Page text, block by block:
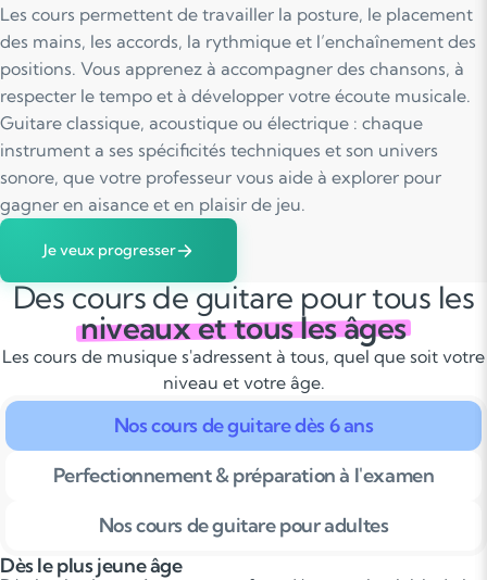
Les cours permettent de travailler la posture, le placement
des mains, les accords, la rythmique et l’enchaînement des
positions. Vous apprenez à accompagner des chansons, à
respecter le tempo et à développer votre écoute musicale.
Guitare classique, acoustique ou électrique : chaque
instrument a ses spécificités techniques et son univers
sonore, que votre professeur vous aide à explorer pour
gagner en aisance et en plaisir de jeu.
Je veux progresser
Des cours de guitare pour tous les
niveaux et tous les âges
Les cours de musique s'adressent à tous, quel que soit votre
niveau et votre âge.
Nos cours de guitare dès 6 ans
Perfectionnement & préparation à l'examen
Nos cours de guitare pour adultes
Dès le plus jeune âge